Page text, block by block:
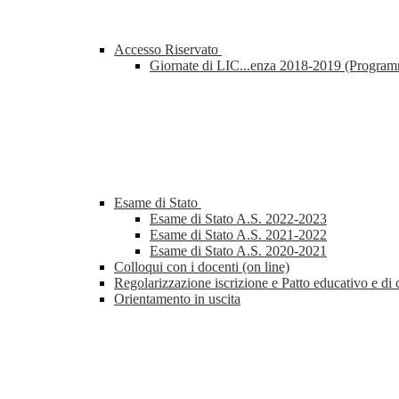
Accesso Riservato
Giornate di LIC...enza 2018-2019
Esame di Stato
Esame di Stato A.S. 2022-2023
Esame di Stato A.S. 2021-2022
Esame di Stato A.S. 2020-2021
Colloqui con i docenti (on line)
Regolarizzazione iscrizione e Patto educativo e di
Orientamento in uscita